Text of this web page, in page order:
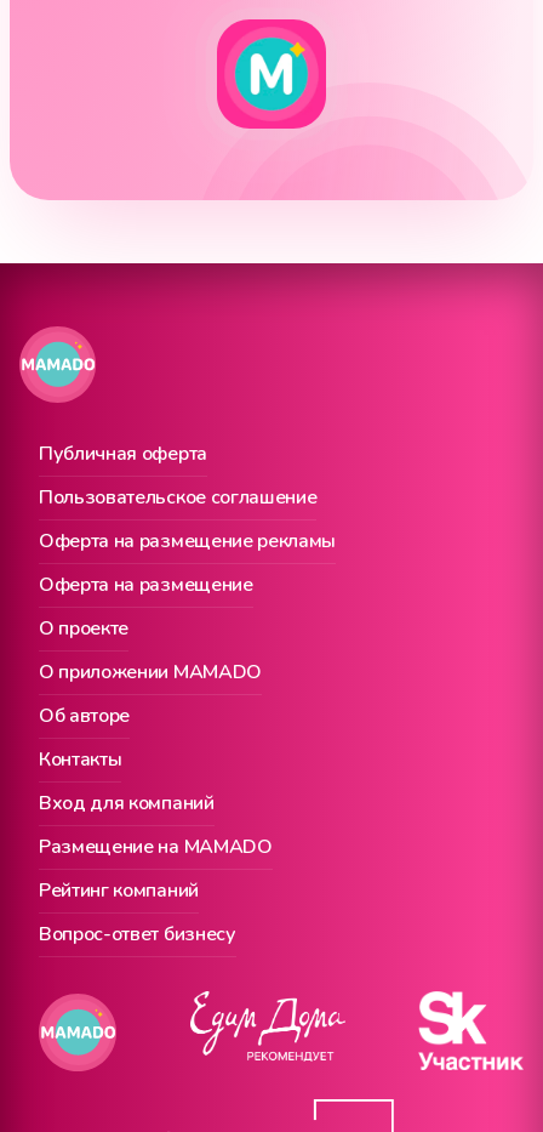
Публичная оферта
О проекте
Вход для компаний
Пользовательское соглашение
О приложении MAMADO
Размещение на MAMADO
Оферта на размещение рекламы
Об авторе
Рейтинг компаний
Оферта на размещение
Контакты
Вопрос-ответ бизнесу